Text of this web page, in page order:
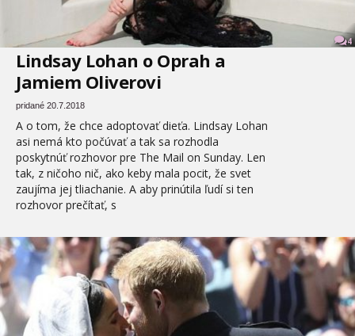
4
Lindsay Lohan o Oprah a
Jamiem Oliverovi
pridané 20.7.2018
A o tom, že chce adoptovať dieťa. Lindsay Lohan
asi nemá kto počúvať a tak sa rozhodla
poskytnúť rozhovor pre The Mail on Sunday. Len
tak, z ničoho nič, ako keby mala pocit, že svet
zaujíma jej tliachanie. A aby prinútila ľudí si ten
rozhovor prečítať, s